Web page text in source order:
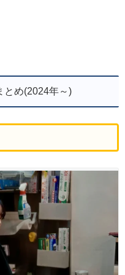
とめ(2024年～)